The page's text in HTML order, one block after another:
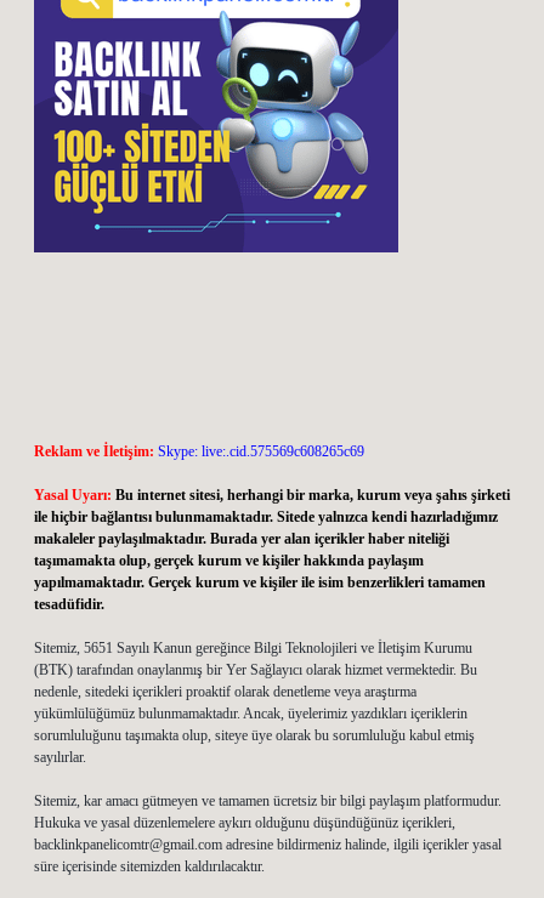
Reklam ve İletişim: Skype: live:.cid.575569c608265c69
Yasal Uyarı: Bu internet sitesi, herhangi bir marka, kurum veya şahıs şirketi
ile hiçbir bağlantısı bulunmamaktadır. Sitede yalnızca kendi hazırladığımız
makaleler paylaşılmaktadır. Burada yer alan içerikler haber niteliği
taşımamakta olup, gerçek kurum ve kişiler hakkında paylaşım
yapılmamaktadır. Gerçek kurum ve kişiler ile isim benzerlikleri tamamen
tesadüfidir.
Sitemiz, 5651 Sayılı Kanun gereğince Bilgi Teknolojileri ve İletişim Kurumu
(BTK) tarafından onaylanmış bir Yer Sağlayıcı olarak hizmet vermektedir. Bu
nedenle, sitedeki içerikleri proaktif olarak denetleme veya araştırma
yükümlülüğümüz bulunmamaktadır. Ancak, üyelerimiz yazdıkları içeriklerin
sorumluluğunu taşımakta olup, siteye üye olarak bu sorumluluğu kabul etmiş
sayılırlar.
Sitemiz, kar amacı gütmeyen ve tamamen ücretsiz bir bilgi paylaşım platformudur.
Hukuka ve yasal düzenlemelere aykırı olduğunu düşündüğünüz içerikleri,
backlinkpanelicomtr@gmail.com adresine bildirmeniz halinde, ilgili içerikler yasal
süre içerisinde sitemizden kaldırılacaktır.